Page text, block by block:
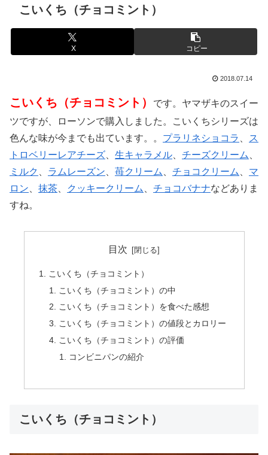
こいくち（チョコミント）
X コピー
2018.07.14
こいくち（チョコミント）
です。ヤマザキのスイー
ツですが、ローソンで購入しました。こいくちシリーズは
色んな味が今までも出ています。
。 プラリネショコラ
ス
トロベリーレアチーズ
生キャラメル チーズクリーム
ミルク
ラムレーズン 苺クリーム チョコクリーム
マ
ロン
抹茶 クッキークリーム チョコバナナなどありま
すね。
目次
こいくち（チョコミント）
こいくち（チョコミント）の中
こいくち（チョコミント）を食べた感想
こいくち（チョコミント）の値段とカロリー
こいくち（チョコミント）の評価
コンビニパンの紹介
こいくち（チョコミント）